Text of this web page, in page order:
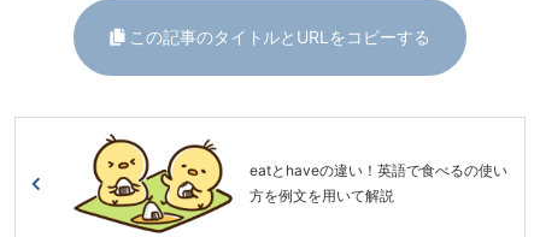
この記事のタイトルとURLをコピーする
eatとhaveの違い！英語で食べるの使い
方を例文を用いて解説